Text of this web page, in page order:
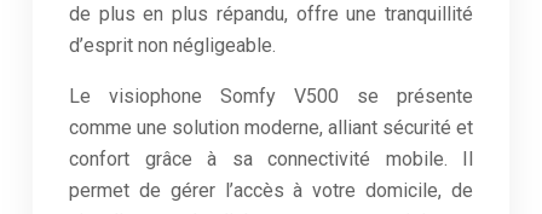
de plus en plus répandu, offre une tranquillité
d’esprit non négligeable.
Le visiophone Somfy V500 se présente
comme une solution moderne, alliant sécurité et
confort grâce à sa connectivité mobile. Il
permet de gérer l’accès à votre domicile, de